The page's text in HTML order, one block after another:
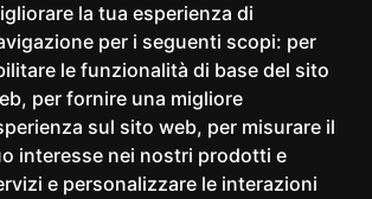
la tua esperienza di
per i seguenti scopi: per
le funzionalità di base del sito
, per fornire una migliore
sul sito web, per misurare il
interesse nei nostri prodotti e
e personalizzare le interazioni